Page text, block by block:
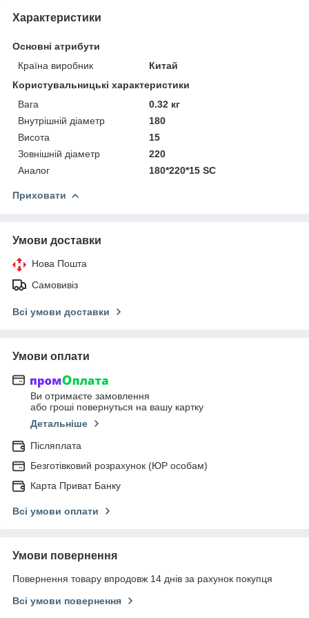
Характеристики
Основні атрибути
Країна виробник
Китай
Користувальницькі характеристики
Вага
0.32 кг
Внутрішній діаметр
180
Висота
15
Зовнішній діаметр
220
Аналог
180*220*15 SC
Приховати
Умови доставки
Нова Пошта
Самовивіз
Всі умови доставки
Умови оплати
Ви отримаєте замовлення
або гроші повернуться на вашу картку
Детальніше
Післяплата
Безготівковий розрахунок (ЮР особам)
Карта Приват Банку
Всі умови оплати
Умови повернення
Повернення товару впродовж 14 днів за рахунок покупця
Всі умови повернення